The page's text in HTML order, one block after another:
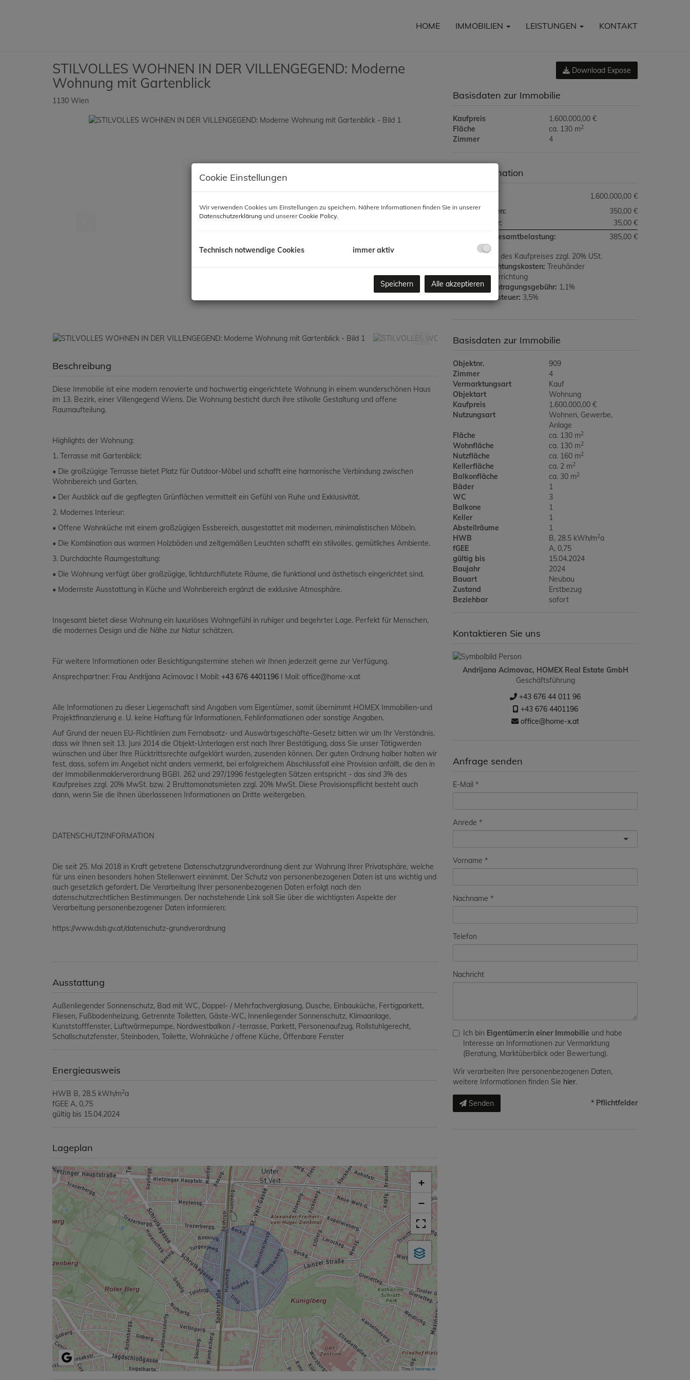
HOME IMMOBILIEN LEISTUNGEN KONTAKT
STILVOLLES WOHNEN IN DER VILLENGEGEND: Moderne
Wohnung mit Gartenblick
1130 Wien
Beschreibung
Diese Immobilie ist eine modern renovierte und hochwertig eingerichtete Wohnung in einem wunderschönen Haus
im 13. Bezirk, einer Villengegend Wiens. Die Wohnung besticht durch ihre stilvolle Gestaltung und offene
Raumaufteilung.
Highlights der Wohnung:
1. Terrasse mit Gartenblick:
• Die großzügige Terrasse bietet Platz für Outdoor-Möbel und schafft eine harmonische Verbindung zwischen
Wohnbereich und Garten.
• Der Ausblick auf die gepflegten Grünflächen vermittelt ein Gefühl von Ruhe und Exklusivität.
2. Modernes Interieur:
• Offene Wohnküche mit einem großzügigen Essbereich, ausgestattet mit modernen, minimalistischen Möbeln.
• Die Kombination aus warmen Holzböden und zeitgemäßen Leuchten schafft ein stilvolles, gemütliches Ambiente.
3. Durchdachte Raumgestaltung:
• Die Wohnung verfügt über großzügige, lichtdurchflutete Räume, die funktional und ästhetisch eingerichtet sind.
• Modernste Ausstattung in Küche und Wohnbereich ergänzt die exklusive Atmosphäre.
Insgesamt bietet diese Wohnung ein luxuriöses Wohngefühl in ruhiger und begehrter Lage. Perfekt für Menschen,
die modernes Design und die Nähe zur Natur schätzen.
Für weitere Informationen oder Besichtigungstermine stehen wir Ihnen jederzeit gerne zur Verfügung.
Ansprechpartner: Frau Andrijana Acimovac I Mobil: +43 676 4401196 I Mail: office@home-x.at
Alle Informationen zu dieser Liegenschaft sind Angaben vom Eigentümer, somit übernimmt HOMEX Immobilien-und
Projektfinanzierung e. U. keine Haftung für Informationen, Fehlinformationen oder sonstige Angaben.
Auf Grund der neuen EU-Richtlinien zum Fernabsatz- und Auswärtsgeschäfte-Gesetz bitten wir um Ihr Verständnis,
dass wir Ihnen seit 13. Juni 2014 die Objekt-Unterlagen erst nach Ihrer Bestätigung, dass Sie unser Tätigwerden
wünschen und über Ihre Rücktrittsrechte aufgeklärt wurden, zusenden können. Der guten Ordnung halber halten wir
fest, dass, sofern im Angebot nicht anders vermerkt, bei erfolgreichem Abschlussfall eine Provision anfällt, die den in
der Immobilienmaklerverordnung BGBI. 262 und 297/1996 festgelegten Sätzen entspricht - das sind 3% des
Kaufpreises zzgl. 20% MwSt. bzw. 2 Bruttomonatsmieten zzgl. 20% MwSt. Diese Provisionspflicht besteht auch
dann, wenn Sie die Ihnen überlassenen Informationen an Dritte weitergeben.
DATENSCHUTZINFORMATION
Die seit 25. Mai 2018 in Kraft getretene Datenschutzgrundverordnung dient zur Wahrung Ihrer Privatsphäre, welche
für uns einen besonders hohen Stellenwert einnimmt. Der Schutz von personenbezogenen Daten ist uns wichtig und
auch gesetzlich gefordert. Die Verarbeitung Ihrer personenbezogenen Daten erfolgt nach den
datenschutzrechtlichen Bestimmungen. Der nachstehende Link soll Sie über die wichtigsten Aspekte der
Verarbeitung personenbezogener Daten informieren:
https://www.dsb.gv.at/datenschutz-grundverordnung
Ausstattung
Außenliegender Sonnenschutz Bad mit WC Doppel- / Mehrfachverglasung Dusche Einbauküche Fertigparkett
Fliesen Fußbodenheizung Getrennte Toiletten Gäste-WC Innenliegender Sonnenschutz Klimaanlage
Kunststofffenster Luftwärmepumpe Nordwestbalkon / -terrasse Parkett Personenaufzug Rollstuhlgerecht
Schallschutzfenster Steinboden Toilette Wohnküche / offene Küche Öffenbare Fenster
Energieausweis
HWB B, 28.5 kWh/m2a
fGEE A, 0,75
gültig bis 15.04.2024
Lageplan
+
−
Tiles ©basemap.at
Download Expose
Basisdaten zur Immobilie
Kaufpreis
1.600.000,00 €
Fläche
ca. 130 m2
Zimmer 4
Preisinformation
1.600.000,00 €
Betriebskosten:
350,00 €
Umsatzsteuer:
35,00 €
monatliche Gesamtbelastung:
385,00 €
Provision:
3% des Kaufpreises zzgl. 20% USt.
Vertragserrichtungskosten: Treuhänder
/Kaufvertragerrichtung
Grundbucheintragungsgebühr: 1,1%
Grunderwerbsteuer: 3,5%
Basisdaten zur Immobilie
Objektnr.
909
Zimmer
4
Vermarktungsart
Kauf
Objektart
Wohnung
Kaufpreis
1.600.000,00 €
Nutzungsart
Wohnen Gewerbe
Anlage
Fläche
ca. 130 m2
Wohnfläche ca. 130 m2
Nutzfläche ca. 160 m2
Kellerfläche ca. 2 m2
Balkonfläche ca. 30 m2
Bäder
1
WC
3
Balkone
1
Keller
1
Abstellräume
1
HWB
B, 28.5 kWh/m2a
fGEE
A, 0,75
gültig bis
15.04.2024
Baujahr
2024
Bauart
Neubau
Zustand
Erstbezug
Beziehbar
sofort
Kontaktieren Sie uns
Andrijana Acimovac, HOMEX Real Estate GmbH
Geschäftsführung
+43 676 44 011 96
+43 676 4401196
office@home-x.at
Anfrage senden
E-Mail
Anrede
Vorname
Nachname
Telefon
Nachricht
Ich bin Eigentümer:in einer Immobilie und habe
Interesse an Informationen zur Vermarktung
(Beratung, Marktüberblick oder Bewertung).
Wir verarbeiten Ihre personenbezogenen Daten,
weitere Informationen finden Sie hier.
Senden * Pflichtfelder
Cookie Einstellungen
Wir verwenden Cookies um Einstellungen zu speichern. Nähere Informationen finden Sie in unserer
Datenschutzerklärung und unsererCookie Policy.
Technisch notwendige Cookies immer aktiv
Speichern Alle akzeptieren